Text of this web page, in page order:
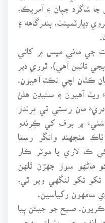
شاگرد جپان ۽ آمريڪا،
ڊپارٽمينٽ، بندرگاهه ۽
جي ماني ميس ۾ کائي
تائين آهي)، ٿوري دير
ڪٿان اچي نڪتا آهيون.
آهيون ۽ سئيڊن هلڻ
دريءَ مان رستي تي ٻرندڙ
۾ برف کي ڪِرندو
منجهند وانگر رستا
ڪا لاري يا موٽر ڪار
سوڙ جهڙن ٿلهن
تکو لنگهي ويو ٿي،
سامهون رکياسين.
ڪريون. صبح جو جيئن ٻيا
انهن جي پٺيان پهچي